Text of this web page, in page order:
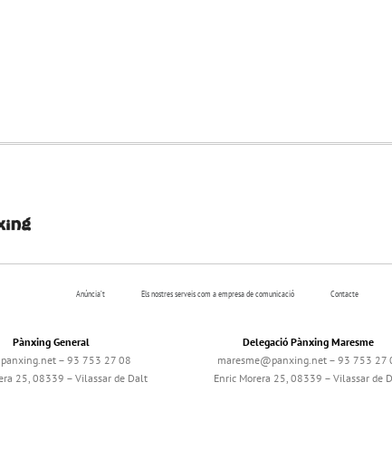
Anúncia’t Els nostres serveis com a empresa de comunicació Contacte
Pànxing General
– 93 753 27 08
25, 08339 – Vilassar de Dalt
Delegació Pànxing Maresme
maresme@panxing.net – 93 753 27
Enric Morera 25, 08339 – Vilassar de